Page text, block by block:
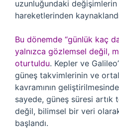
uzunluğundaki değişimlerin
hareketlerinden
Bu dönemde “günlük kaç
yalnızca gözlemsel değil,
oturtuldu. Kepler ve
güneş takvimlerinin ve
kavramının
sayede, güneş süresi
değil, bilimsel bir veri
başlandı.